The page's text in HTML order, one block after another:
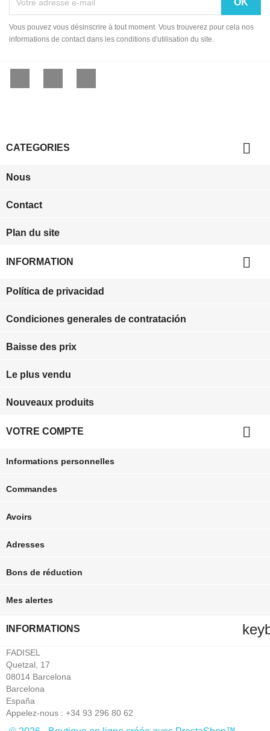
Vous pouvez vous désinscrire à tout moment. Vous trouverez pour cela nos
informations de contact dans les conditions d'utilisation du site.
CATEGORIES 
Nous
Contact
Plan du site
INFORMATION 
Política de privacidad
Condiciones generales de contratación
Baisse des prix
Le plus vendu
Nouveaux produits
VOTRE COMPTE 
Informations personnelles
Commandes
Avoirs
Adresses
Bons de réduction
Mes alertes
INFORMATIONS
FADISEL
Quetzal, 17
08014 Barcelona
Barcelona
España
Appelez-nous : +34 93 296 80 62